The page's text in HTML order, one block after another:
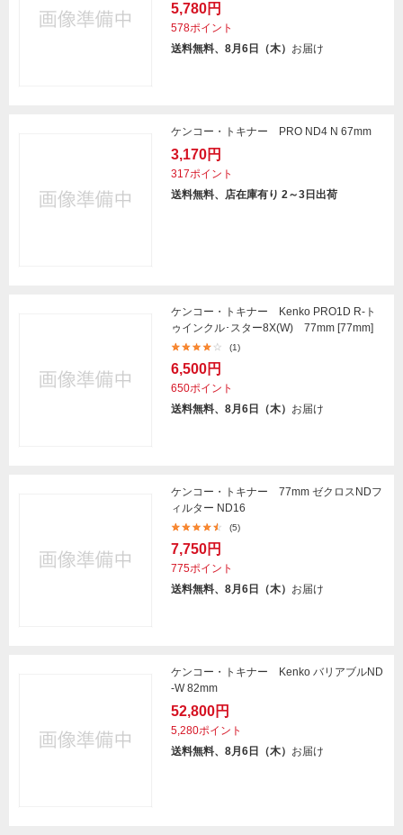
5,780円
578ポイント
送料無料、8月6日（木） お届け
ケンコー・トキナー PRO ND4 N 67mm
3,170円
317ポイント
送料無料、店在庫有り 2～3日出荷
ケンコー・トキナー Kenko PRO1D R-ト
ゥインクル･スター8X(W) 77mm [77mm]
(1)
6,500円
650ポイント
送料無料、8月6日（木） お届け
ケンコー・トキナー 77mm ゼクロスNDフ
ィルター ND16
(5)
7,750円
775ポイント
送料無料、8月6日（木） お届け
ケンコー・トキナー Kenko バリアブルND
-W 82mm
52,800円
5,280ポイント
送料無料、8月6日（木） お届け